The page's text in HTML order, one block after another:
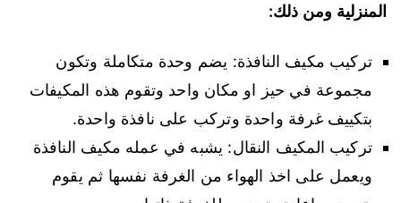
المنزلية ومن ذلك:
تركيب مكيف النافذة: يضم وحدة متكاملة وتكون
مجموعة في حيز او مكان واحد وتقوم هذه المكيفات
بتكييف غرفة واحدة وتركب على نافذة واحدة.
تركيب المكيف النقال: يشبه في عمله مكيف النافذة
ويعمل على اخذ الهواء من الغرفة نفسها ثم يقوم